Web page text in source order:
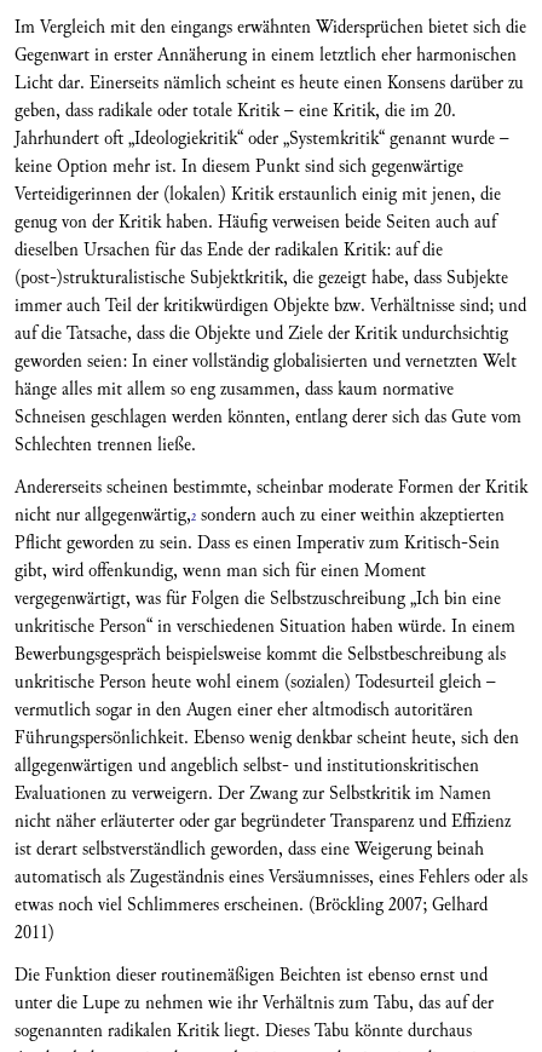
Im Vergleich mit den eingangs erwähnten Widersprüchen bietet sich die
Gegenwart in erster Annäherung in einem letztlich eher harmonischen
Licht dar. Einerseits nämlich scheint es heute einen Konsens darüber zu
geben, dass radikale oder totale Kritik – eine Kritik, die im 20.
Jahrhundert oft „Ideologiekritik“ oder „Systemkritik“ genannt wurde –
keine Option mehr ist. In diesem Punkt sind sich gegenwärtige
Verteidigerinnen der (lokalen) Kritik erstaunlich einig mit jenen, die
genug von der Kritik haben. Häufig verweisen beide Seiten auch auf
dieselben Ursachen für das Ende der radikalen Kritik: auf die
(post-)strukturalistische Subjektkritik, die gezeigt habe, dass Subjekte
immer auch Teil der kritikwürdigen Objekte bzw. Verhältnisse sind; und
auf die Tatsache, dass die Objekte und Ziele der Kritik undurchsichtig
geworden seien: In einer vollständig globalisierten und vernetzten Welt
hänge alles mit allem so eng zusammen, dass kaum normative
Schneisen geschlagen werden könnten, entlang derer sich das Gute vom
Schlechten trennen ließe.
Andererseits scheinen bestimmte, scheinbar moderate Formen der Kritik
nicht nur allgegenwärtig,2 sondern auch zu einer weithin akzeptierten
Pflicht geworden zu sein. Dass es einen Imperativ zum Kritisch-Sein
gibt, wird offenkundig, wenn man sich für einen Moment
vergegenwärtigt, was für Folgen die Selbstzuschreibung „Ich bin eine
unkritische Person“ in verschiedenen Situation haben würde. In einem
Bewerbungsgespräch beispielsweise kommt die Selbstbeschreibung als
unkritische Person heute wohl einem (sozialen) Todesurteil gleich –
vermutlich sogar in den Augen einer eher altmodisch autoritären
Führungspersönlichkeit. Ebenso wenig denkbar scheint heute, sich den
allgegenwärtigen und angeblich selbst- und institutionskritischen
Evaluationen zu verweigern. Der Zwang zur Selbstkritik im Namen
nicht näher erläuterter oder gar begründeter Transparenz und Effizienz
ist derart selbstverständlich geworden, dass eine Weigerung beinah
automatisch als Zugeständnis eines Versäumnisses, eines Fehlers oder als
etwas noch viel Schlimmeres erscheinen. (Bröckling 2007; Gelhard
2011)
Die Funktion dieser routinemäßigen Beichten ist ebenso ernst und
unter die Lupe zu nehmen wie ihr Verhältnis zum Tabu, das auf der
sogenannten radikalen Kritik liegt. Dieses Tabu könnte durchaus